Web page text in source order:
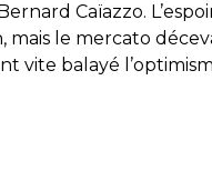
Caïazzo.
mais le mercato
vite balayé